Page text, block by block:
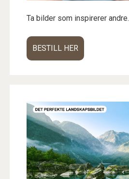
Ta bilder som inspirerer andre.
BESTILL HER